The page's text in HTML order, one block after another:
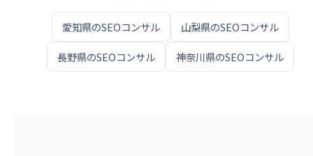
愛知県のSEOコンサル 山梨県のSEOコンサル
長野県のSEOコンサル 神奈川県のSEOコンサル